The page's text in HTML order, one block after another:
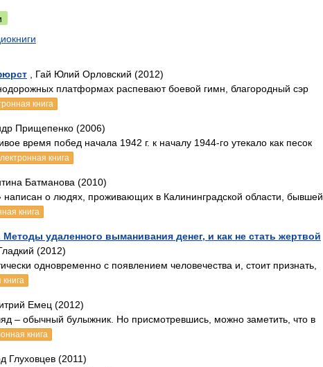
, Гай Юлий Орловский (2012)
платформах распевают боевой гимн, благородный сэр
книга
Прищепенко (2006)
время побед начала 1942 г. к началу 1944-го утекало как песок
книга
Батманова (2010)
написан о людях, проживающих в Калининградской области, бывшей
книга
удаленного выманивания денег, и как не стать жертвой
(2012)
одновременно с появлением человечества и, стоит признать,
книга
Емец (2012)
– обычный булыжник. Но присмотревшись, можно заметить, что в
книга
Глуховцев (2011)